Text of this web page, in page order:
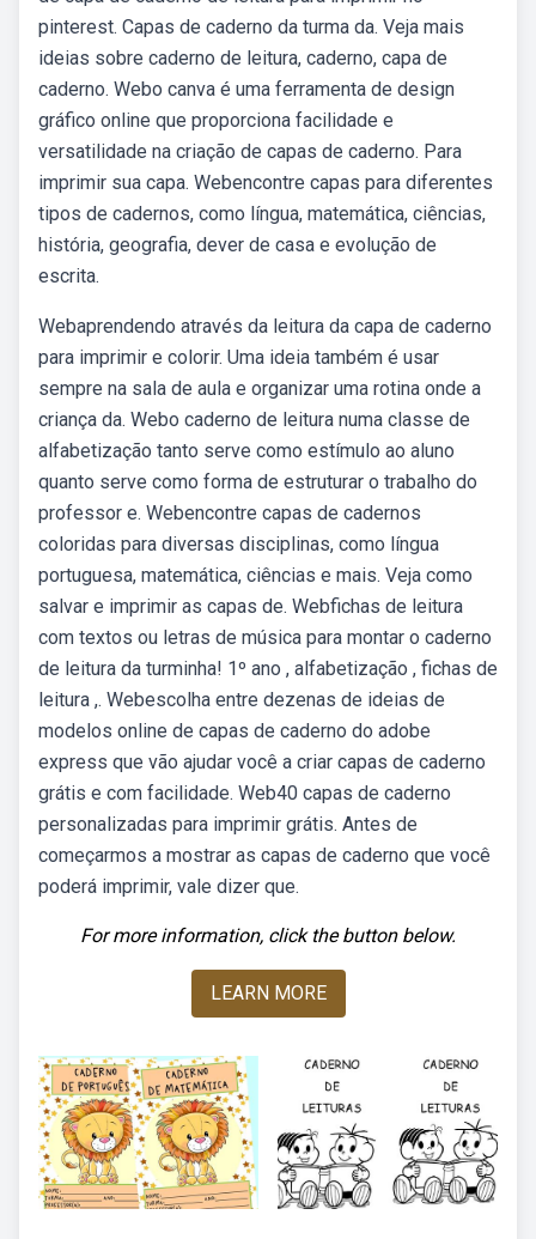
pinterest. Capas de caderno da turma da. Veja mais
ideias sobre caderno de leitura, caderno, capa de
caderno. Webo canva é uma ferramenta de design
gráfico online que proporciona facilidade e
versatilidade na criação de capas de caderno. Para
imprimir sua capa. Webencontre capas para diferentes
tipos de cadernos, como língua, matemática, ciências,
história, geografia, dever de casa e evolução de
escrita.
Webaprendendo através da leitura da capa de caderno
para imprimir e colorir. Uma ideia também é usar
sempre na sala de aula e organizar uma rotina onde a
criança da. Webo caderno de leitura numa classe de
alfabetização tanto serve como estímulo ao aluno
quanto serve como forma de estruturar o trabalho do
professor e. Webencontre capas de cadernos
coloridas para diversas disciplinas, como língua
portuguesa, matemática, ciências e mais. Veja como
salvar e imprimir as capas de. Webfichas de leitura
com textos ou letras de música para montar o caderno
de leitura da turminha! 1º ano , alfabetização , fichas de
leitura ,. Webescolha entre dezenas de ideias de
modelos online de capas de caderno do adobe
express que vão ajudar você a criar capas de caderno
grátis e com facilidade. Web40 capas de caderno
personalizadas para imprimir grátis. Antes de
começarmos a mostrar as capas de caderno que você
poderá imprimir, vale dizer que.
For more information, click the button below.
LEARN MORE